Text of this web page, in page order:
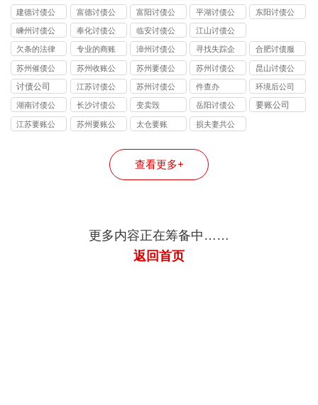
司
司
司
司
司
建德讨债公
司
富德讨债公
司
富阳讨债公
司
平湖讨债公
司
东阳讨债公
嵊州讨债公
司
奉化讨债公
司
临安讨债公
司
江山讨债公
司
欠条的法律
效力
专业的商账
追收师
漳州讨债公
司
寻找失踪企
业和个人
合肥讨债服
务
苏州催债公
司
苏州收账公
司
苏州要债公
司
苏州讨债公
司
昆山讨债公
司
讨债公司
江苏讨债公
司
苏州讨债公
司
件查办 环境后公司
湖南讨债公
司
长沙讨债公
司
变卖毁
岳阳讨债公
司
要账公司
江苏要账公
苏州要账公
太仓要账
损夫妻共公
查看更多+
更多内容正在筹备中……
返回首页